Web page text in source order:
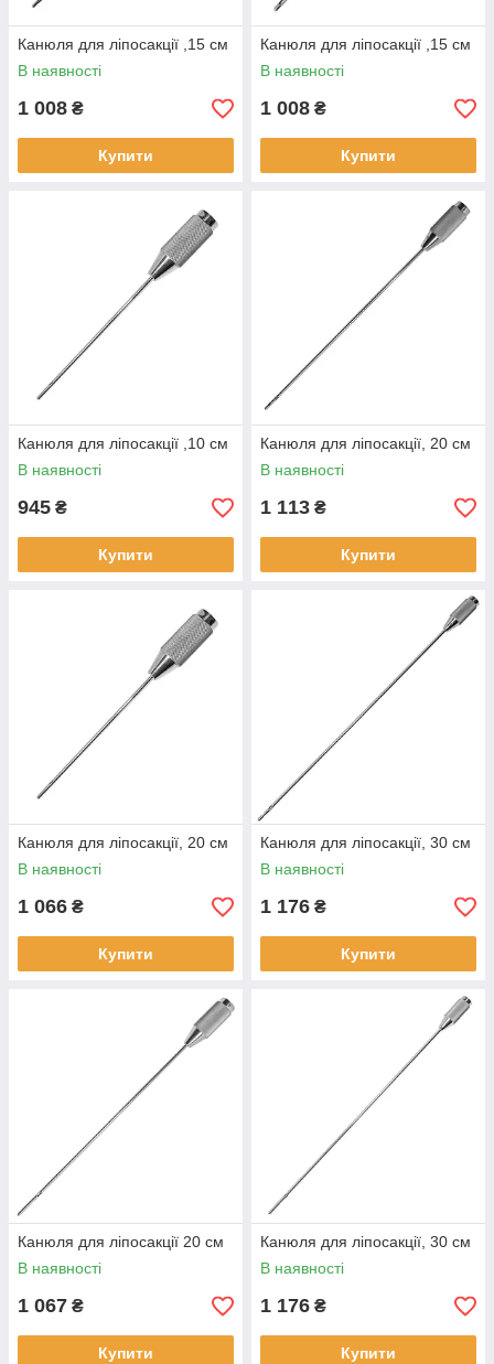
Канюля для ліпосакції ,15 см
В наявності
1 008 ₴
Купити
Канюля для ліпосакції ,15 см
В наявності
1 008 ₴
Купити
Канюля для ліпосакції ,10 см
В наявності
945 ₴
Купити
Канюля для ліпосакції, 20 см
В наявності
1 113 ₴
Купити
Канюля для ліпосакції, 20 см
В наявності
1 066 ₴
Купити
Канюля для ліпосакції, 30 см
В наявності
1 176 ₴
Купити
Канюля для ліпосакції 20 см
В наявності
1 067 ₴
Купити
Канюля для ліпосакції, 30 см
В наявності
1 176 ₴
Купити